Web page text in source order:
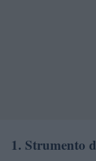
1. Strumento